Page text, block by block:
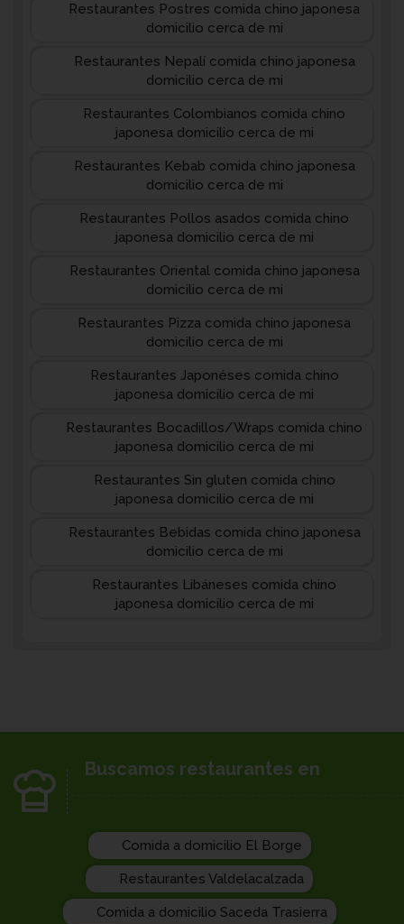
Restaurantes Postres comida chino japonesa
domicilio cerca de mi
Restaurantes Nepalí comida chino japonesa
domicilio cerca de mi
Restaurantes Colombianos comida chino
japonesa domicilio cerca de mi
Restaurantes Kebab comida chino japonesa
domicilio cerca de mi
Restaurantes Pollos asados comida chino
japonesa domicilio cerca de mi
Restaurantes Oriental comida chino japonesa
domicilio cerca de mi
Restaurantes Pizza comida chino japonesa
domicilio cerca de mi
Restaurantes Japonéses comida chino
japonesa domicilio cerca de mi
Restaurantes Bocadillos/Wraps comida chino
japonesa domicilio cerca de mi
Restaurantes Sin gluten comida chino
japonesa domicilio cerca de mi
Restaurantes Bebidas comida chino japonesa
domicilio cerca de mi
Restaurantes Libáneses comida chino
japonesa domicilio cerca de mi
Buscamos restaurantes en
Comida a domicilio El Borge
Restaurantes Valdelacalzada
Comida a domicilio Saceda Trasierra